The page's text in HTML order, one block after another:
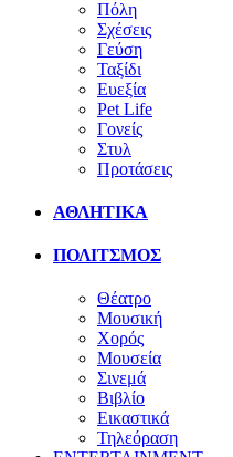
Πόλη
Σχέσεις
Γεύση
Ταξίδι
Ευεξία
Pet Life
Γονείς
Στυλ
Προτάσεις
ΑΘΛΗΤΙΚΑ
ΠΟΛΙΤΣΜΟΣ
Θέατρο
Μουσική
Χορός
Μουσεία
Σινεμά
Βιβλίο
Εικαστικά
Τηλεόραση